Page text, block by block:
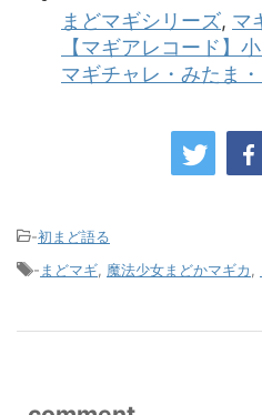
-初まど語る
- まどマギ 魔法少女まどかマギカ